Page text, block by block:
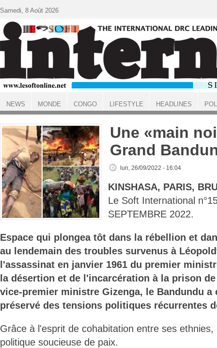
ACCUEIL
Une «main
Grand
lun, 26/09/2022 - 16:04
KINSHASA, PARIS,
Le Soft International
SEPTEMBRE 2022.
Espace qui plongea tôt dans la rébellion et
au lendemain des troubles survenus à
l'assassinat en janvier 1961 du premier
la désertion et de l'incarcération à la prison
vice-premier ministre Gizenga, le Bandundu a
préservé des tensions politiques récurrentes
Grâce à l'esprit de cohabitation entre ses
politique soucieuse de paix.
Samedi, 8 Août 2026
NEWS MONDE CONGO LIFESTYLE HEADLINES